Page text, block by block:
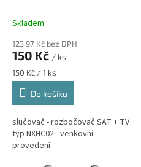
Skladem
123,97 Kč bez DPH
150 Kč / ks
Měrná
cena:
150 Kč / 1 ks
Do košíku
slučovač - rozbočovač SAT + TV
typ NXHC02 - venkovní
provedení